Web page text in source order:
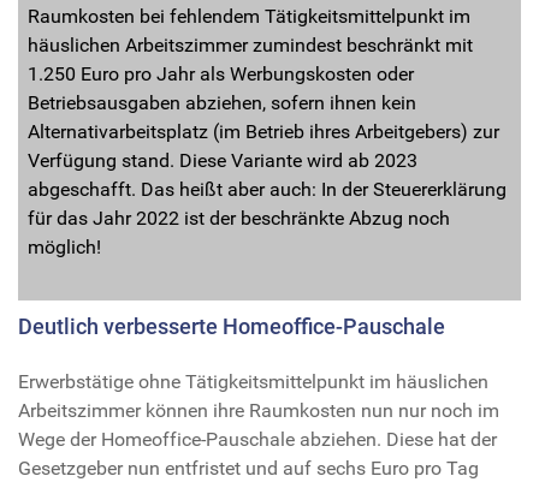
Raumkosten bei fehlendem Tätigkeitsmittelpunkt im
häuslichen Arbeitszimmer zumindest beschränkt mit
1.250 Euro pro Jahr als Werbungskosten oder
Betriebsausgaben abziehen, sofern ihnen kein
Alternativarbeitsplatz (im Betrieb ihres Arbeitgebers) zur
Verfügung stand. Diese Variante wird ab 2023
abgeschafft. Das heißt aber auch: In der Steuererklärung
für das Jahr 2022 ist der beschränkte Abzug noch
möglich!
Deutlich verbesserte Homeoffice-Pauschale
Erwerbstätige ohne Tätigkeitsmittelpunkt im häuslichen
Arbeitszimmer können ihre Raumkosten nun nur noch im
Wege der Homeoffice-Pauschale abziehen. Diese hat der
Gesetzgeber nun entfristet und auf sechs Euro pro Tag